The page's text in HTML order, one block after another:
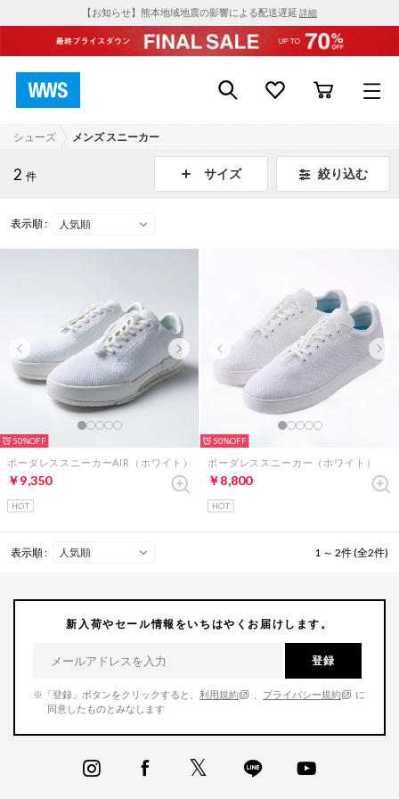
【お知らせ】熊本地域地震の影響による配送遅延 詳細
シューズ メンズ スニーカー
2 件 サイズ 絞り込む
表示順 :
50%
ボーダレススニーカーAIR（ホワイト）
￥9,350
HOT
50%
ボーダレススニーカー（ホワイト）
￥8,800
HOT
表示順 : 1 ～ 2件 (全2件)
新入荷やセール情報をいちはやくお届けします。
登録
※「登録」ボタンをクリックすると、 利用規約 プライバシー規約
に
同意したものとみなします